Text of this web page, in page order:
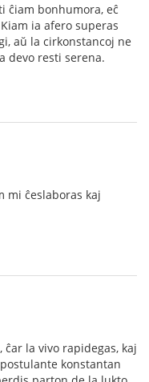
ĉiam bonhumora, eĉ
ia afero superas
aŭ la cirkonstancoj ne
devo resti serena.
mi ĉeslaboras kaj
la vivo rapidegas, kaj
konstantan